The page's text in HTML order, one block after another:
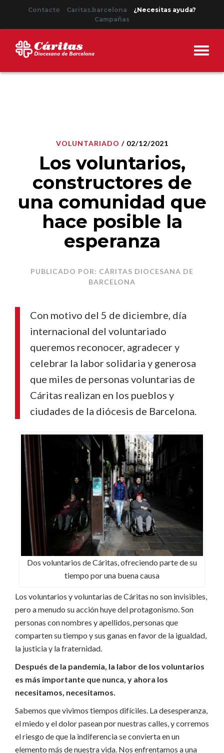
Contacto Caritas.barcelona
¿Necesitas ayuda?
Campañas
VOLUNTARIADO / 02/12/2021
Los voluntarios,
constructores de
una comunidad que
hace posible la
esperanza
PUBLICADO POR: CÁRITAS DIOCESANA DE
BARCELONA
Con motivo del 5 de diciembre, día
internacional del voluntariado
queremos reconocer, agradecer y
celebrar la labor solidaria y generosa
que miles de personas voluntarias de
Cáritas realizan en los pueblos y
ciudades de la diócesis de Barcelona.
Dos voluntarios de Cáritas, ofreciendo parte de su
tiempo por una buena causa
Los voluntarios y voluntarias de Cáritas no son invisibles,
pero a menudo su acción huye del protagonismo. Son
personas con nombres y apellidos, personas que
comparten su tiempo y sus ganas en favor de la igualdad,
la justicia y la fraternidad.
Después de la pandemia, la labor de los voluntarios
es más importante que nunca, y ahora los
necesitamos, necesitamos.
Sabemos que vivimos tiempos difíciles. La desesperanza,
el miedo y el dolor pasean por nuestras calles, y corremos
el riesgo de que la indiferencia se convierta en un
elemento más de nuestra vida. Nos enfrentamos a una